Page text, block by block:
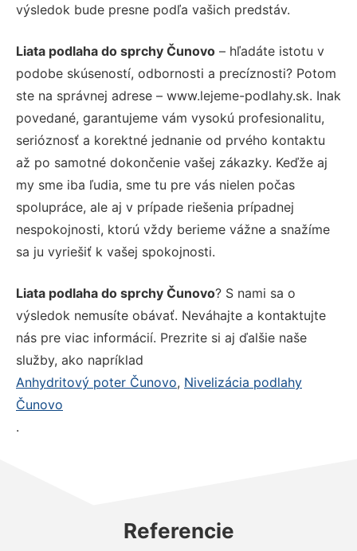
výsledok bude presne podľa vašich predstáv.
Liata podlaha do sprchy Čunovo – hľadáte istotu v
podobe skúseností, odbornosti a precíznosti? Potom
ste na správnej adrese – www.lejeme-podlahy.sk. Inak
povedané, garantujeme vám vysokú profesionalitu,
serióznosť a korektné jednanie od prvého kontaktu
až po samotné dokončenie vašej zákazky. Keďže aj
my sme iba ľudia, sme tu pre vás nielen počas
spolupráce, ale aj v prípade riešenia prípadnej
nespokojnosti, ktorú vždy berieme vážne a snažíme
sa ju vyriešiť k vašej spokojnosti.
Liata podlaha do sprchy Čunovo? S nami sa o
výsledok nemusíte obávať. Neváhajte a kontaktujte
nás pre viac informácií. Prezrite si aj ďalšie naše
služby, ako napríklad
Anhydritový poter Čunovo, Nivelizácia podlahy
Čunovo
.
Referencie